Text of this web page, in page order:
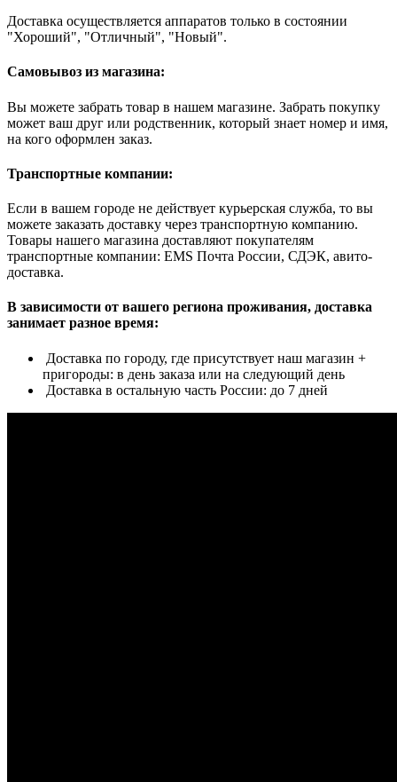
Доставка осуществляется аппаратов только в состоянии
"Хороший", "Отличный", "Новый".
Самовывоз из магазина:
Вы можете забрать товар в нашем магазине. Забрать покупку
может ваш друг или родственник, который знает номер и имя,
на кого оформлен заказ.
Транспортные компании:
Если в вашем городе не действует курьерская служба, то вы
можете заказать доставку через транспортную компанию.
Товары нашего магазина доставляют покупателям
транспортные компании: EMS Почта России, СДЭК, авито-
доставка.
В зависимости от вашего региона проживания, доставка
занимает разное время:
Доставка по городу, где присутствует наш магазин +
пригороды: в день заказа или на следующий день
Доставка в остальную часть России: до 7 дней